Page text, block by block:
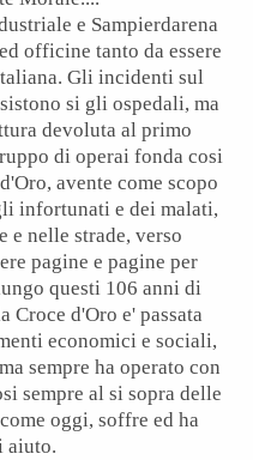
e Sampierdarena
officine tanto da essere
Gli incidenti sul
si gli ospedali, ma
devoluta al primo
di operai fonda cosi
avente come scopo
infortunati e dei malati,
e nelle strade, verso
pagine e pagine per
questi 106 anni di
Croce d'Oro e' passata
economici e sociali,
sempre ha operato con
sempre al si sopra delle
oggi, soffre ed ha
aiuto.